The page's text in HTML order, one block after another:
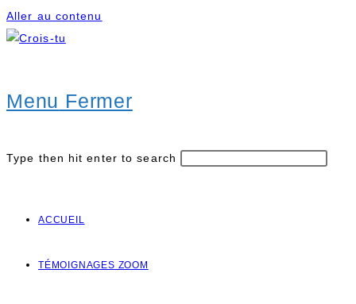
Aller au contenu
Menu Fermer
Type then hit enter to search
ACCUEIL
TÉMOIGNAGES ZOOM